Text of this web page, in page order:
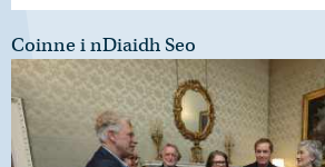
Coinne i nDiaidh Seo